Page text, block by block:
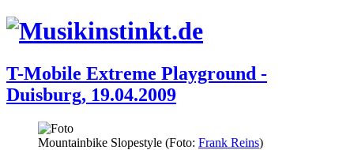
T-Mobile Extreme Playground -
Duisburg, 19.04.2009
Mountainbike Slopestyle (Foto: Frank Reins)